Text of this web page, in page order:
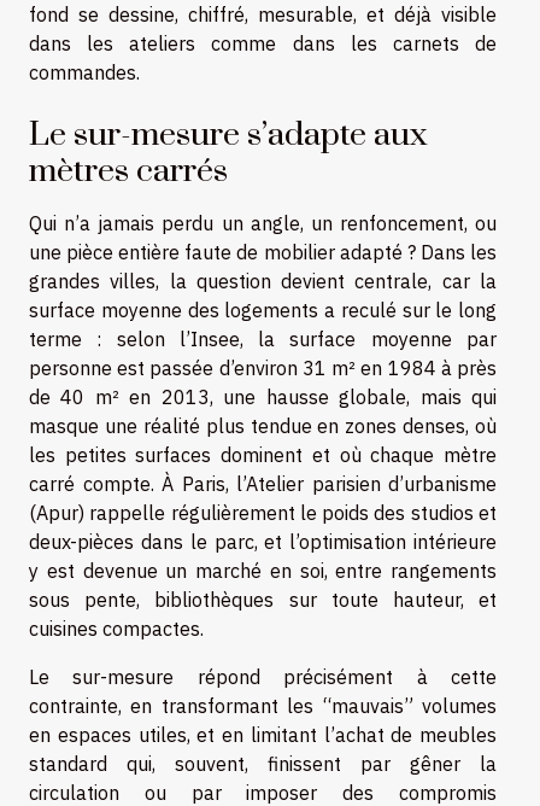
fond se dessine, chiffré, mesurable, et déjà visible
dans les ateliers comme dans les carnets de
commandes.
Le sur-mesure s’adapte aux
mètres carrés
Qui n’a jamais perdu un angle, un renfoncement, ou
une pièce entière faute de mobilier adapté ? Dans les
grandes villes, la question devient centrale, car la
surface moyenne des logements a reculé sur le long
terme : selon l’Insee, la surface moyenne par
personne est passée d’environ 31 m² en 1984 à près
de 40 m² en 2013, une hausse globale, mais qui
masque une réalité plus tendue en zones denses, où
les petites surfaces dominent et où chaque mètre
carré compte. À Paris, l’Atelier parisien d’urbanisme
(Apur) rappelle régulièrement le poids des studios et
deux-pièces dans le parc, et l’optimisation intérieure
y est devenue un marché en soi, entre rangements
sous pente, bibliothèques sur toute hauteur, et
cuisines compactes.
Le sur-mesure répond précisément à cette
contrainte, en transformant les “mauvais” volumes
en espaces utiles, et en limitant l’achat de meubles
standard qui, souvent, finissent par gêner la
circulation ou par imposer des compromis